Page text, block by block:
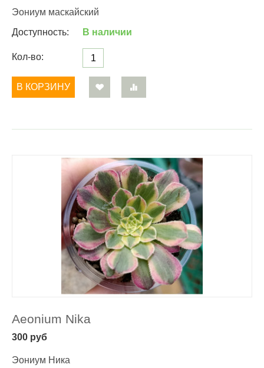
Эониум маскайский
Доступность:
В наличии
Кол-во:
В КОРЗИНУ
Aeonium Nika
300 руб
Эониум Ника